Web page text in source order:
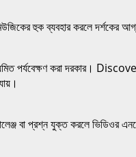
হুক ব্যবহার করলে দর্শকের
পর্যবেক্ষণ করা দরকার।
বা প্রশ্ন যুক্ত করলে ভিডিওর